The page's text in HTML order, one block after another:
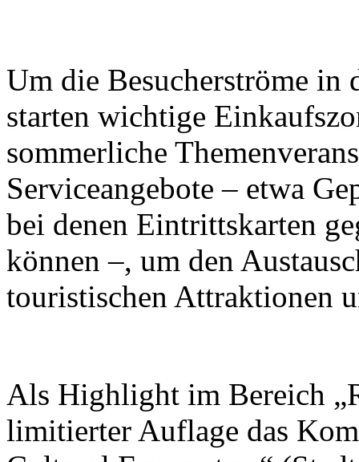
Um die Besucherströme in
starten wichtige
sommerliche
Serviceangebote – etwa
bei denen Eintrittskarten
können –, um den
touristischen Attraktionen
Als Highlight im Bereich
limitierter Auflage das